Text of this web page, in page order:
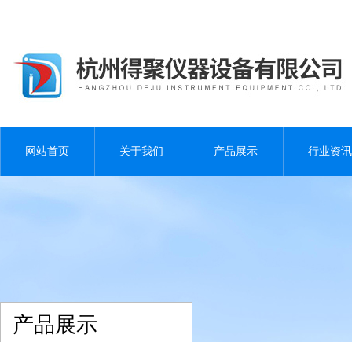
网站首页 关于我们 产品展示 行业资讯
产品展示